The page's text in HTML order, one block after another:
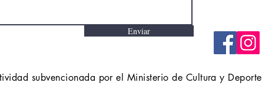
Enviar
subvencionada por el Ministerio de Cultura y Deporte